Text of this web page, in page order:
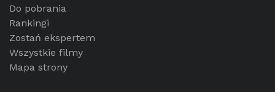
Do pobrania
Rankingi
Zostań ekspertem
Wszystkie filmy
Mapa strony